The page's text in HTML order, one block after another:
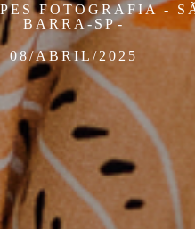
FOTOGRAFIA -
BARRA-SP
08/ABRIL/2025